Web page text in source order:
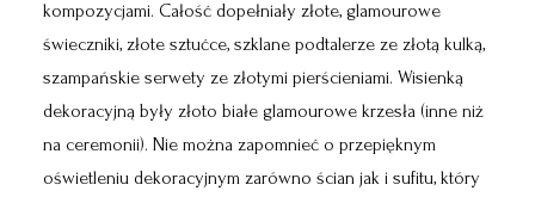
kompozycjami. Całość dopełniały złote, glamourowe
świeczniki, złote sztućce, szklane podtalerze ze złotą kulką,
szampańskie serwety ze złotymi pierścieniami. Wisienką
dekoracyjną były złoto białe glamourowe krzesła (inne niż
na ceremonii). Nie można zapomnieć o przepięknym
oświetleniu dekoracyjnym zarówno ścian jak i sufitu, który